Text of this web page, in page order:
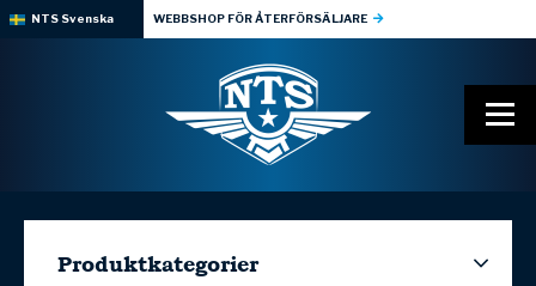
NTS Svenska WEBBSHOP FÖR ÅTERFÖRSÄLJARE
Produktkategorier